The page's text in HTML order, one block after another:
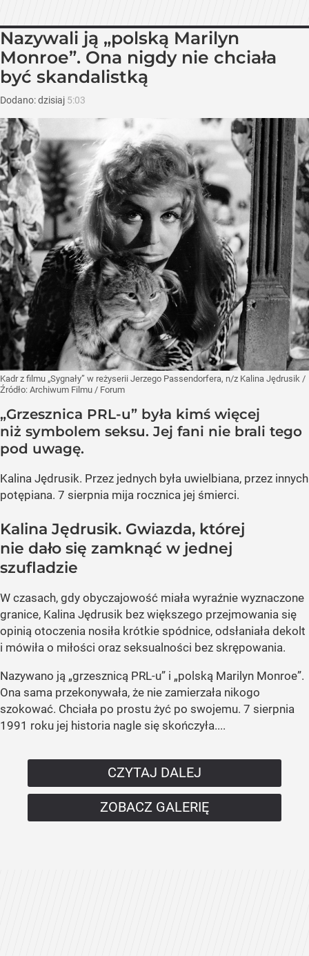
Nazywali ją „polską Marilyn
Monroe”. Ona nigdy nie chciała
być skandalistką
Dodano:dzisiaj 5:03
Kadr z filmu „Sygnały” w reżyserii Jerzego Passendorfera, n/z Kalina Jędrusik /
Źródło: Archiwum Filmu / Forum
„Grzesznica PRL-u” była kimś więcej
niż symbolem seksu. Jej fani nie brali tego
pod uwagę.
Kalina Jędrusik. Przez jednych była uwielbiana, przez innych
potępiana. 7 sierpnia mija rocznica jej śmierci.
Kalina Jędrusik. Gwiazda, której
nie dało się zamknąć w jednej
szufladzie
W czasach, gdy obyczajowość miała wyraźnie wyznaczone
granice, Kalina Jędrusik bez większego przejmowania się
opinią otoczenia nosiła krótkie spódnice, odsłaniała dekolt
i mówiła o miłości oraz seksualności bez skrępowania.
Nazywano ją „grzesznicą PRL-u” i „polską Marilyn Monroe”.
Ona sama przekonywała, że nie zamierzała nikogo
szokować. Chciała po prostu żyć po swojemu. 7 sierpnia
1991 roku jej historia nagle się skończyła....
CZYTAJ DALEJ
ZOBACZ GALERIĘ